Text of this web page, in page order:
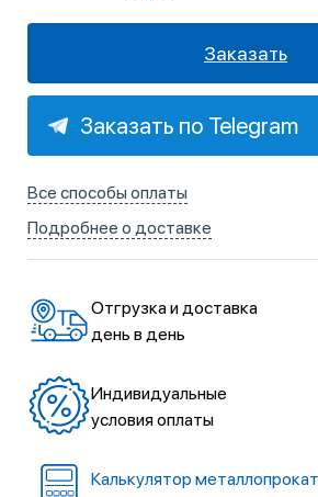
Заказать
Заказать по Telegram
Все способы оплаты
Подробнее о доставке
Отгрузка и доставка
день в день
Индивидуальные
условия оплаты
Калькулятор